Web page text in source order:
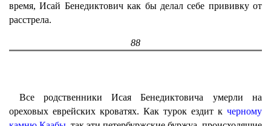
время, Исай Бенедиктович как бы делал себе прививку от
расстрела.
88
Все родственники Исая Бенедиктовича умерли на
ореховых еврейских кроватях. Как турок ездит к черному